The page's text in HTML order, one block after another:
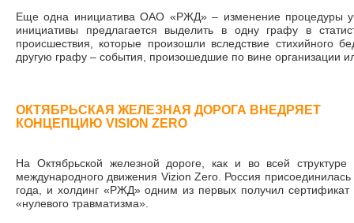
Еще одна инициатива ОАО «РЖД» – изменение процедуры
инициативы предлагается выделить в одну графу в
происшествия, которые произошли вследствие стихийного
другую графу – события, произошедшие по вине организации
ОКТЯБРЬСКАЯ ЖЕЛЕЗНАЯ ДОРОГА ВНЕДРЯЕТ
КОНЦЕПЦИЮ VISION ZERO
На Октябрьской железной дороге, как и во всей
международного движения Vizion Zero. Россия
года, и холдинг «РЖД» одним из первых получил
«нулевого травматизма».